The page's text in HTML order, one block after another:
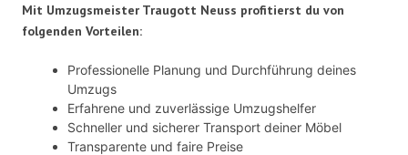
Mit Umzugsmeister Traugott Neuss profitierst du von
folgenden Vorteilen:
Professionelle Planung und Durchführung deines
Umzugs
Erfahrene und zuverlässige Umzugshelfer
Schneller und sicherer Transport deiner Möbel
Transparente und faire Preise